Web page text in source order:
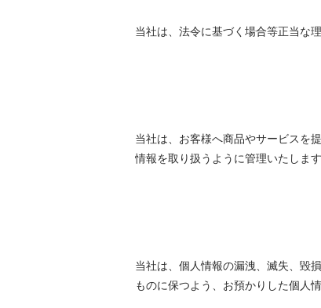
当社は、法令に基づく場合等正当な
当社は、お客様へ商品やサービスを
情報を取り扱うように管理いたします
当社は、個人情報の漏洩、滅失、毀
ものに保つよう、お預かりした個人